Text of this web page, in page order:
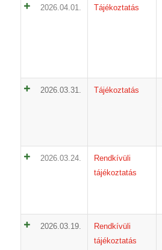
2026.04.01. Tájékoztatás
2026.03.31. Tájékoztatás
2026.03.24.
Rendkívüli
tájékoztatás
2026.03.19.
Rendkívüli
tájékoztatás